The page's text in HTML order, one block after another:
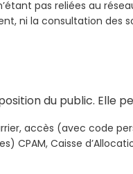
pas reliées au
ni la consultation des
du public. Elle
accès (avec code
CPAM, Caisse